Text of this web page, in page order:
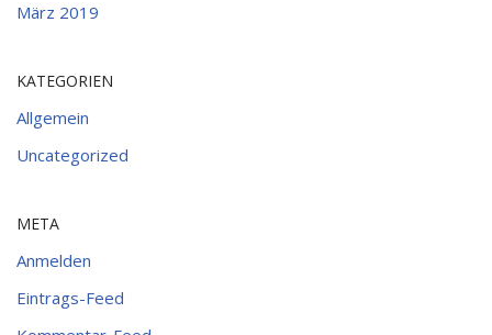
März 2019
KATEGORIEN
Allgemein
Uncategorized
META
Anmelden
Eintrags-Feed